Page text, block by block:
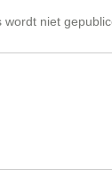
niet